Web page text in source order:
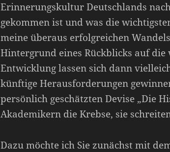
Erinnerungskultur Deutschlands
gekommen ist und was die
meine überaus erfolgreichen
Hintergrund eines Rückblicks auf die
Entwicklung lassen sich dann
künftige Herausforderungen
persönlich geschätzten Devise „Die
Akademikern die Krebse, sie
Dazu möchte ich Sie zunächst mit